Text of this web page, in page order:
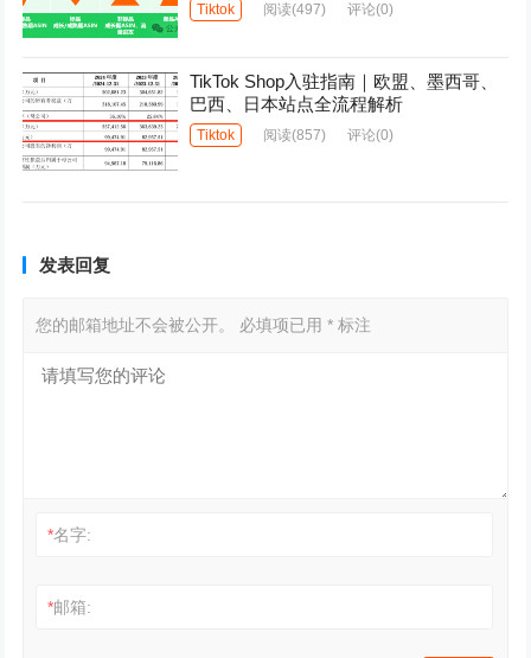
Tiktok 阅读(497) 评论(0)
TikTok Shop入驻指南｜欧盟、墨西哥、
巴西、日本站点全流程解析
Tiktok 阅读(857) 评论(0)
发表回复
您的邮箱地址不会被公开。 必填项已用* 标注
*名字:
*邮箱: